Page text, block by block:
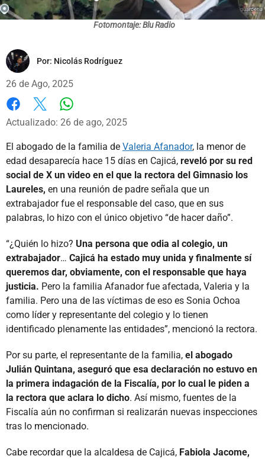
Fotomontaje: Blu Radio
Por: Nicolás Rodríguez
26 de Ago, 2025
Facebook
X
Actualizado: 26 de ago, 2025
El abogado de la familia de Valeria Afanador, la menor de
edad desaparecía hace 15 días en Cajicá, reveló por su red
social de X un video en el que la rectora del Gimnasio los
Laureles, en una reunión de padre señala que un
extrabajador fue el responsable del caso, que en sus
palabras, lo hizo con el único objetivo “de hacer daño”.
“¿Quién lo hizo? Una persona que odia al colegio, un
extrabajador… Cajicá ha estado muy unida y finalmente sí
queremos dar, obviamente, con el responsable que haya
justicia. Pero la familia Afanador fue afectada, Valeria y la
familia. Pero una de las víctimas de eso es Sonia Ochoa
como líder y representante del colegio y lo tienen
identificado plenamente las entidades”, mencionó la rectora.
Por su parte, el representante de la familia, el abogado
Julián Quintana, aseguró que esa declaración no estuvo en
la primera indagación de la Fiscalía, por lo cual le piden a
la rectora que aclara lo dicho. Así mismo, fuentes de la
Fiscalía aún no confirman si realizarán nuevas inspecciones
tras lo mencionado.
Cabe recordar que la alcaldesa de Cajicá, Fabiola Jacome,